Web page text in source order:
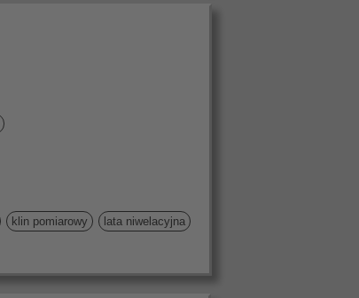
klin pomiarowy lata niwelacyjna